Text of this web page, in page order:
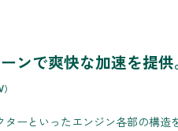
ンで爽快な加速を提供
ーといったエンジン各部の構造